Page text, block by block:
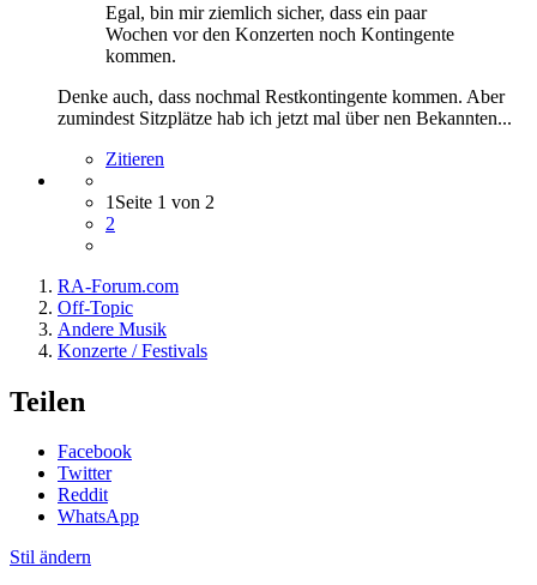
Egal, bin mir ziemlich sicher, dass ein paar
Wochen vor den Konzerten noch Kontingente
kommen.
Denke auch, dass nochmal Restkontingente kommen. Aber
zumindest Sitzplätze hab ich jetzt mal über nen Bekannten...
Zitieren
1 Seite 1 von 2
2
RA-Forum.com
Off-Topic
Andere Musik
Konzerte / Festivals
Teilen
Facebook
Twitter
Reddit
WhatsApp
Stil ändern